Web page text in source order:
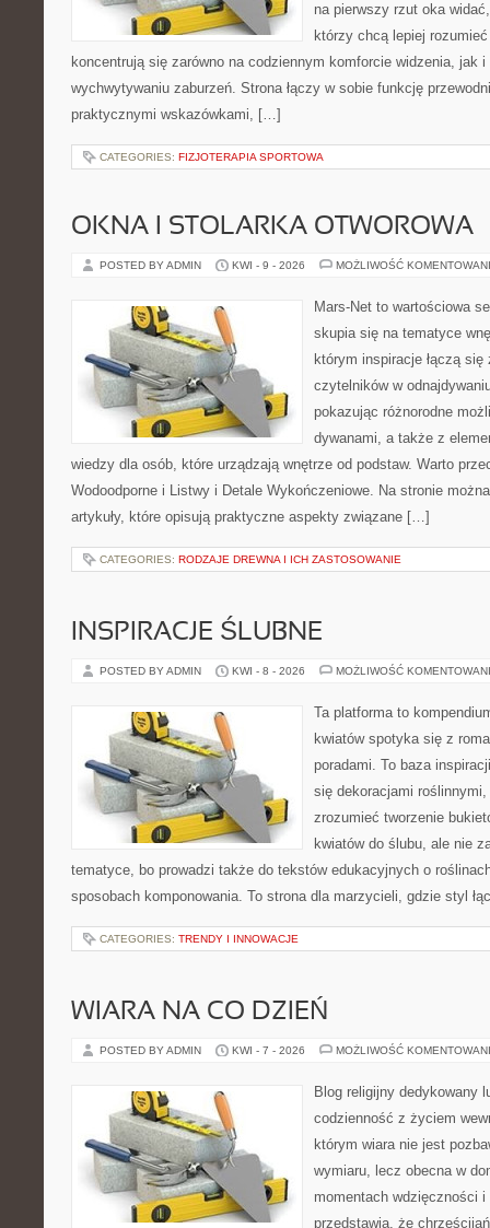
na pierwszy rzut oka
którzy chcą lepiej
koncentrują się zarówno na codziennym komforcie widzenia, jak
wychwytywaniu zaburzeń. Strona łączy w sobie funkcję
praktycznymi wskazówkami, […]
CATEGORIES: FIZJOTERAPIA SPORTOWA
OKNA I STOLARKA OTWOROWA
POSTED BY ADMIN KWI - 9 - 2026 MOŻLIWOŚĆ
Mars-Net to wartościowa
skupia się na tematyce
którym inspiracje łączą
czytelników w
pokazując różnorodne
dywanami, a także z
wiedzy dla osób, które urządzają wnętrze od podstaw. Warto
Wodoodporne i Listwy i Detale Wykończeniowe. Na stronie
artykuły, które opisują praktyczne aspekty związane […]
CATEGORIES: RODZAJE DREWNA I ICH ZASTOSOWANIE
INSPIRACJE ŚLUBNE
POSTED BY ADMIN KWI - 8 - 2026 MOŻLIWOŚĆ
Ta platforma to
kwiatów spotyka się z
poradami. To baza
się dekoracjami
zrozumieć tworzenie
kwiatów do ślubu, ale nie
tematyce, bo prowadzi także do tekstów edukacyjnych o
sposobach komponowania. To strona dla marzycieli, gdzie styl
CATEGORIES: TRENDY I INNOWACJE
WIARA NA CO DZIEŃ
POSTED BY ADMIN KWI - 7 - 2026 MOŻLIWOŚĆ
Blog religijny dedykowany
codzienność z życiem
którym wiara nie jest
wymiaru, lecz obecna w
momentach wdzięczności
przedstawia, że